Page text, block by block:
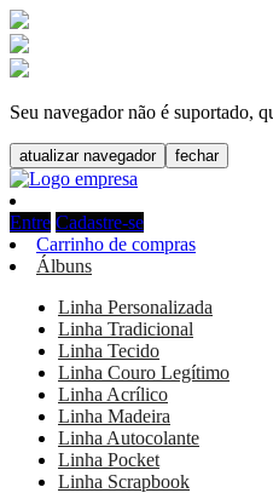
Seu navegador não é suportado,
atualizar navegador fechar
Entre Cadastre-se
Carrinho de compras
Álbuns
Linha Personalizada
Linha Tradicional
Linha Tecido
Linha Couro Legítimo
Linha Acrílico
Linha Madeira
Linha Autocolante
Linha Pocket
Linha Scrapbook